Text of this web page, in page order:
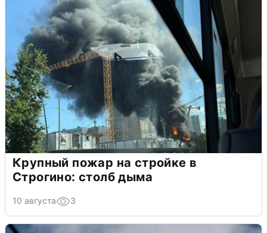
Крупный пожар на стройке в
Строгино: столб дыма
10 августа 3